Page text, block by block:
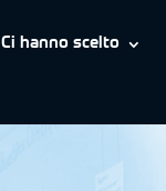
Ci hanno scelto